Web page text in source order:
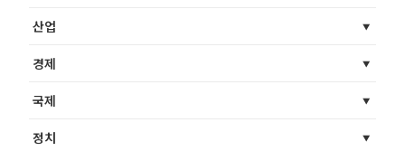
산업
경제
국제
정치